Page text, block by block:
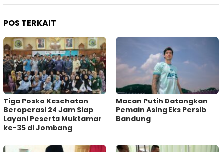
POS TERKAIT
Tiga Posko Kesehatan
Beroperasi 24 Jam Siap
Layani Peserta Muktamar
ke-35 di Jombang
Macan Putih Datangkan
Pemain Asing Eks Persib
Bandung